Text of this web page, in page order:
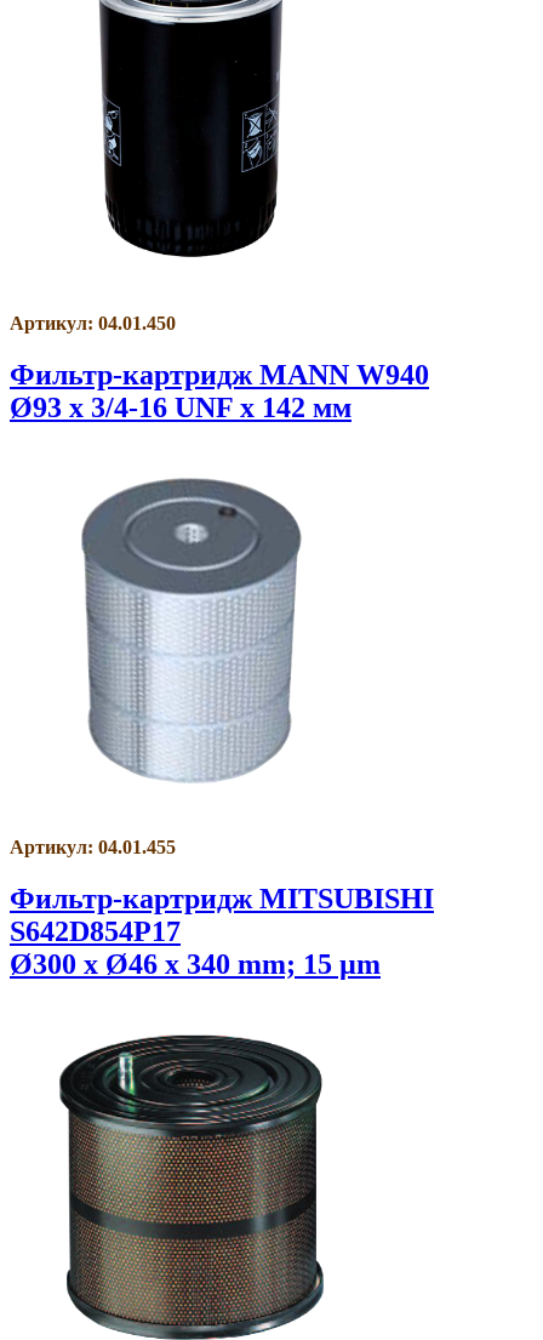
Артикул: 04.01.450
Фильтр-картридж MANN W940
Ø93 x 3/4-16 UNF x 142 мм
Артикул: 04.01.455
Фильтр-картридж MITSUBISHI
S642D854P17
Ø300 x Ø46 x 340 mm; 15 µm